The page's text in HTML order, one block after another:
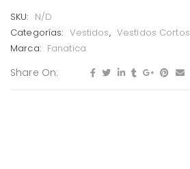
SKU: N/D
Categorías: Vestidos, Vestidos Cortos
Marca: Fanatica
Share On: